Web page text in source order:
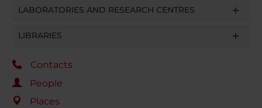
LABORATORIES AND RESEARCH CENTRES
LIBRARIES
Contacts
People
Places